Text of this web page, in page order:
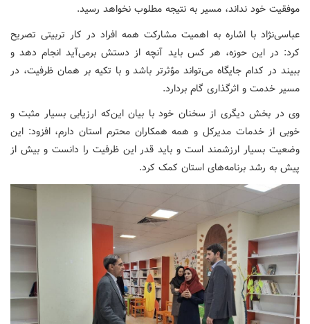
موفقیت خود نداند، مسیر به نتیجه مطلوب نخواهد رسید.
عباسی‌نژاد با اشاره به اهمیت مشارکت همه افراد در کار تربیتی تصریح
کرد: در این حوزه، هر کس باید آنچه از دستش برمی‌آید انجام دهد و
ببیند در کدام جایگاه می‌تواند مؤثرتر باشد و با تکیه بر همان ظرفیت، در
مسیر خدمت و اثرگذاری گام بردارد.
وی در بخش دیگری از سخنان خود با بیان این‌که ارزیابی بسیار مثبت و
خوبی از خدمات مدیرکل و همه همکاران محترم استان دارم، افزود: این
وضعیت بسیار ارزشمند است و باید قدر این ظرفیت را دانست و بیش از
پیش به رشد برنامه‌های استان کمک کرد.